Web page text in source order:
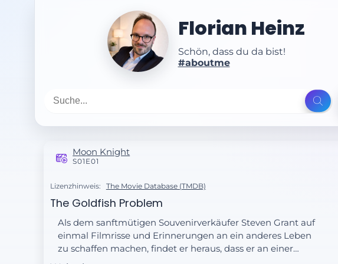
Florian Heinz
Schön, dass du da bist!
#aboutme
Moon Knight
S01E01
Lizenzhinweis: The Movie Database (TMDB)
The Goldfish Problem
Als dem sanftmütigen Souvenirverkäufer Steven Grant auf
einmal Filmrisse und Erinnerungen an ein anderes Leben
zu schaffen machen, findet er heraus, dass er an einer
dissoziativen Identitätsstörung leidet, und seinen Körper